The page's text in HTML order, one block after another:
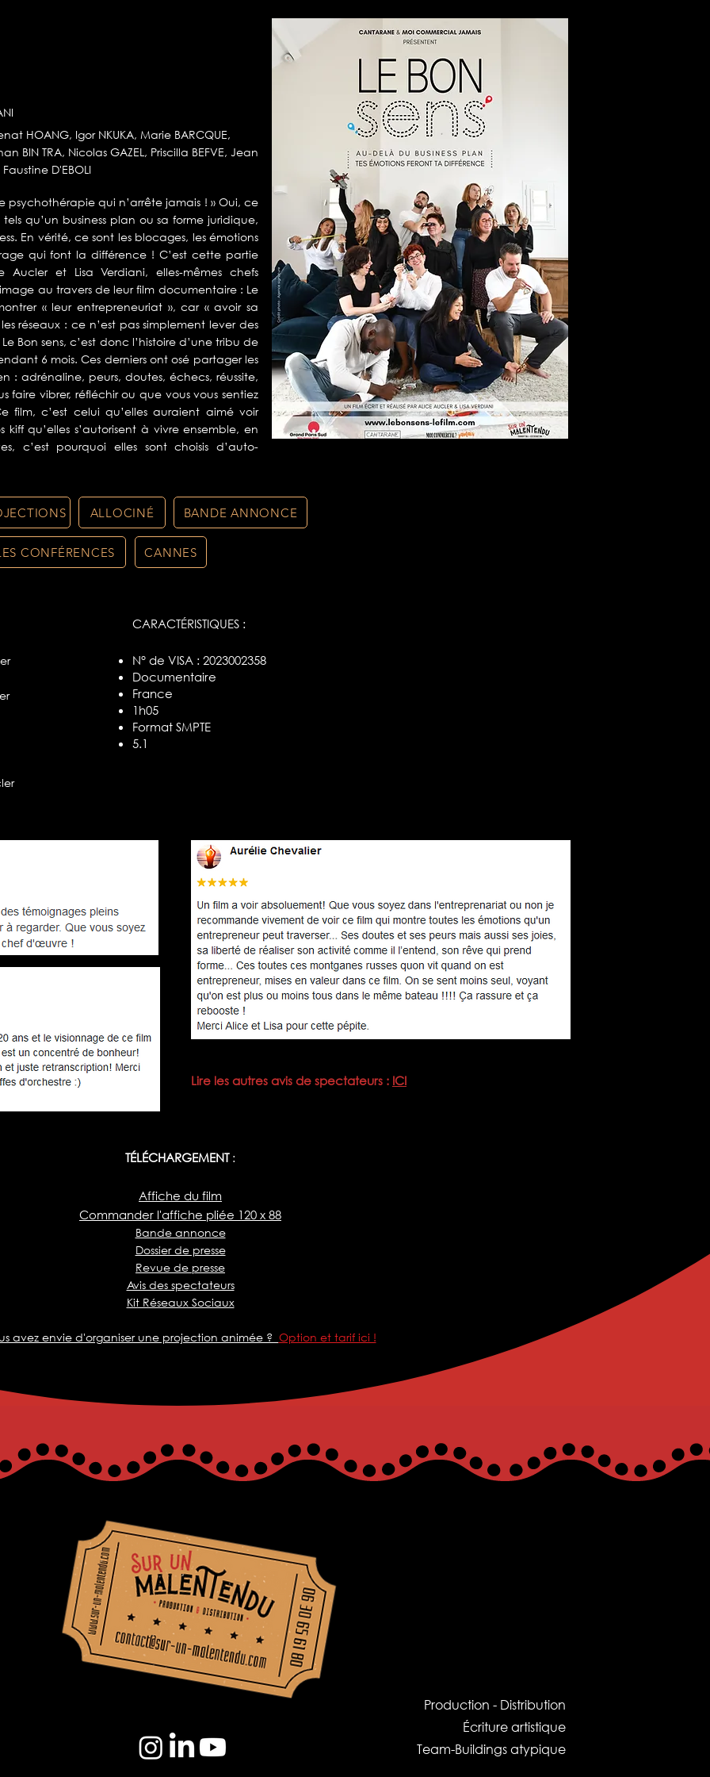
HOANG, Igor NKUKA, Marie BARCQUE,
BIN TRA, Nicolas GAZEL, Priscilla BEFVE, Jean
D'EBOLI
psychothérapie qui n’arrête jamais ! » Oui, ce
qu’un business plan ou sa forme juridique,
En vérité, ce sont les blocages, les émotions
qui font la différence ! C’est cette partie
Aucler et Lisa Verdiani, elles-mêmes chefs
au travers de leur film documentaire : Le
« leur entrepreneuriat », car « avoir sa
réseaux : ce n’est pas simplement lever des
Bon sens, c’est donc l’histoire d’une tribu de
6 mois. Ces derniers ont osé partager les
: adrénaline, peurs, doutes, échecs, réussite,
faire vibrer, réfléchir ou que vous vous sentiez
film, c’est celui qu’elles auraient aimé voir
qu’elles s’autorisent à vivre ensemble, en
c’est pourquoi elles sont choisis d’auto-
ALLOCINÉ BANDE ANNONCE
CONFÉRENCES CANNES
CARACTÉRISTIQUES :
N° de VISA : 2023002358
Documentaire
France
1h05
Format SMPTE
5.1
Lire les autres avis de spectateurs : ICI
TÉLÉCHARGEMENT :
Affiche du film
Commander l'affiche pliée 120 x 88
Bande annonce
Dossier de presse
Revue de presse
Avis des spectateurs
Kit Réseaux Sociaux
avez envie d'organiser une projection animée ? Option et tarif ici !
Production - Distribution
Écriture artistique
Team-Buildings atypique